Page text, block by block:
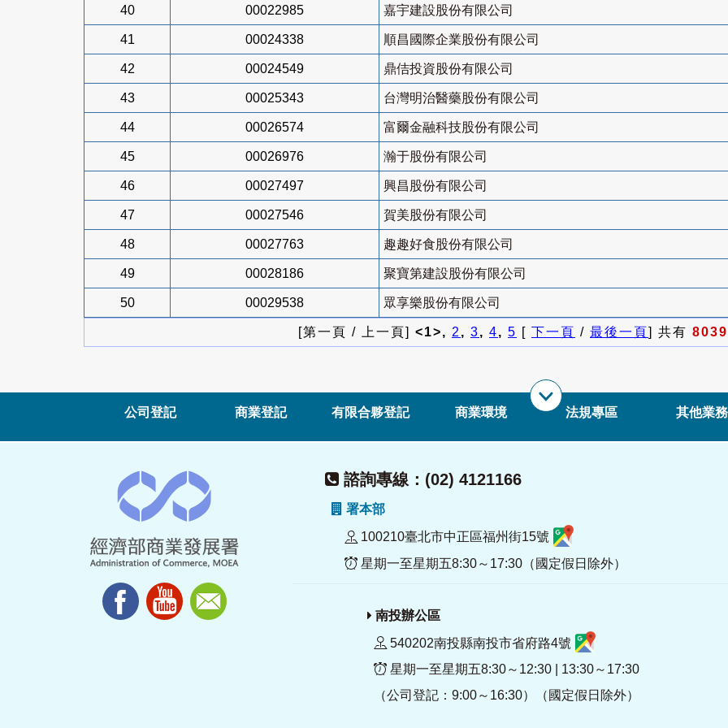
40 00022985 嘉宇建設股份有限公司
41 00024338 順昌國際企業股份有限公司
42 00024549 鼎佶投資股份有限公司
43 00025343 台灣明治醫藥股份有限公司
44 00026574 富爾金融科技股份有限公司
45 00026976 瀚于股份有限公司
46 00027497 興昌股份有限公司
47 00027546 賀美股份有限公司
48 00027763 趣趣好食股份有限公司
49 00028186 聚寶第建設股份有限公司
50 00029538 眾享樂股份有限公司
[第一頁 / 上一頁] <1>, 2, 3, 4, 5 [ 下一頁 / 最後一頁] 共有 8039
公司登記 商業登記 有限合夥登記 商業環境 法規專區 其他業務
諮詢專線：(02) 4121166
署本部
100210臺北市中正區福州街15號
星期一至星期五8:30～17:30（國定假日除外）
南投辦公區
540202南投縣南投市省府路4號
星期一至星期五8:30～12:30 | 13:30～17:30
（公司登記：9:00～16:30）（國定假日除外）